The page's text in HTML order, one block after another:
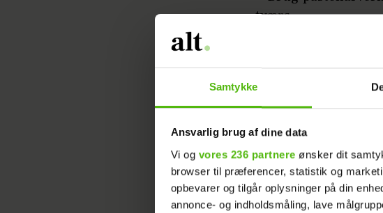
Samtykke
Ansvarlig brug af dine data
Vi og vores 236 partnere ønsker dit
browser til præferencer, statistik og
opbevarer og tilgår oplysninger på din
annonce- og indholdsmåling, lave
tværs
Top fra Tibi hos
Shorts fra Reiss, 815
Bælte fra Asos, 60
Gamacher fra Stella Nova,